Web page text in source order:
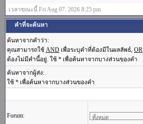
เวลาขณะนี้ Fri Aug 07, 2026 8:25 pm
คำที่จะค้นหา
ค้นหาจากคำว่า:
คุณสามารถใช้ AND เพื่อระบุคำที่ต้องมีในผลลัพธ์, OR
ต้องไม่มีคำนี้อยู่. ใช้ * เพื่อค้นหาจากบางส่วนของคำ
ค้นหาจากผู้ส่ง:
ใช้ * เพื่อค้นหาจากบางส่วนของคำ
Forum: